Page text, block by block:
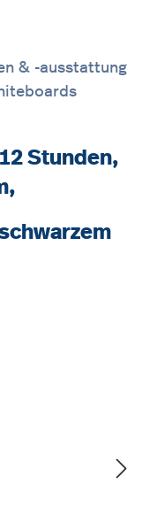
& -ausstattung
Stunden,